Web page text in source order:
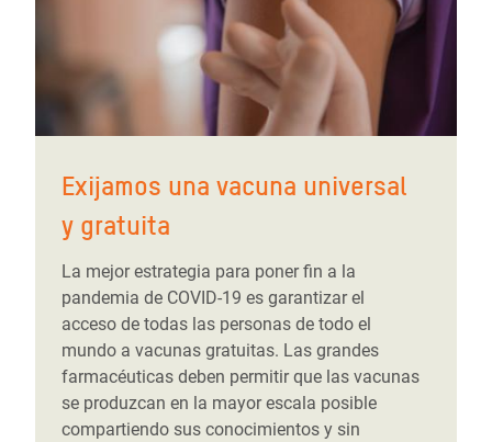
Exijamos una vacuna universal
y gratuita
La mejor estrategia para poner fin a la
pandemia de COVID-19 es garantizar el
acceso de todas las personas de todo el
mundo a vacunas gratuitas. Las grandes
farmacéuticas deben permitir que las vacunas
se produzcan en la mayor escala posible
compartiendo sus conocimientos y sin